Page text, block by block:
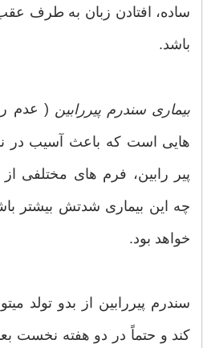
ساده، افتادن زبان به طرف
باشد.
بیماری سندرم پیررابین ( عدم
هایی است که باعث آسیب در
پیر رابین، فرم های مختلفی
چه این بیماری شدتش بیشتر
خواهد بود.
سندرم پیررابین از بدو تولد
کند و حتماً در دو هفته نخست